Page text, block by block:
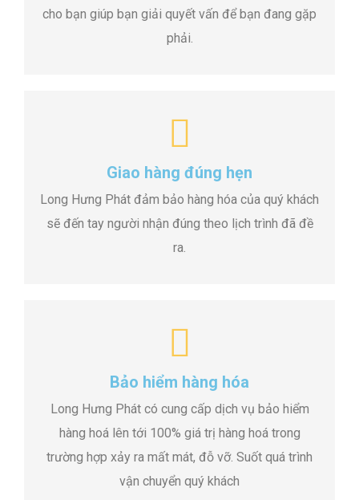
cho bạn giúp bạn giải quyết vấn để bạn đang gặp
phải.
Giao hàng đúng hẹn
Long Hưng Phát đảm bảo hàng hóa của quý khách
sẽ đến tay người nhận đúng theo lịch trình đã đề
ra.
Bảo hiểm hàng hóa
Long Hưng Phát có cung cấp dịch vụ bảo hiểm
hàng hoá lên tới 100% giá trị hàng hoá trong
trường hợp xảy ra mất mát, đỗ vỡ. Suốt quá trình
vận chuyển quý khách